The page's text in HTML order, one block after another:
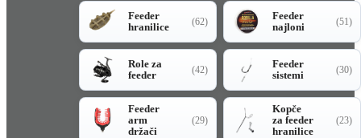
Feeder
hranilice
(62)
Feeder
najloni
(51)
Role za
feeder
(42)
Feeder
sistemi
(30)
Feeder
arm
držači
(29)
Kopče
za feeder
hranilice
(23)